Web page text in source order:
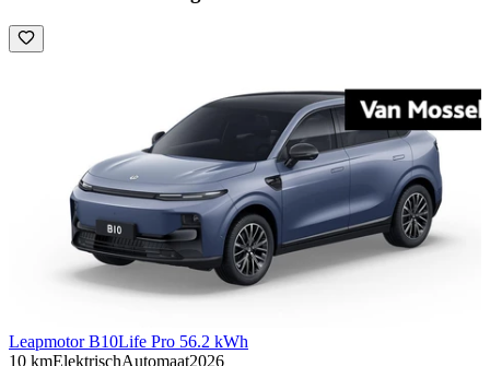
Leapmotor B10Life Pro 56.2 kWh
10 kmElektrischAutomaat2026